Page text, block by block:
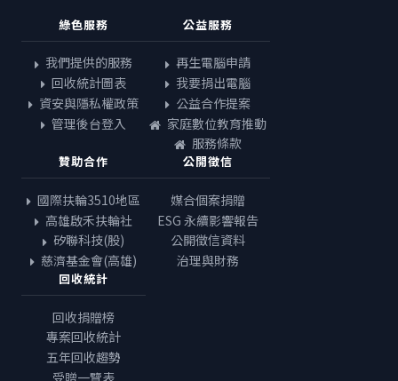
綠色服務
我們提供的服務
回收統計圖表
資安與隱私權政策
管理後台登入
公益服務
再生電腦申請
我要捐出電腦
公益合作提案
家庭數位教育推動
服務條款
贊助合作
國際扶輪3510地區
高雄啟禾扶輪社
矽聯科技(股)
慈濟基金會(高雄)
公開徵信
媒合個案捐贈
ESG 永續影響報告
公開徵信資料
治理與財務
回收統計
回收捐贈榜
專案回收統計
五年回收趨勢
受贈一覽表